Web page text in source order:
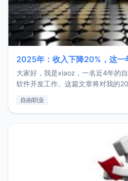
2025年：收入下降20%，这一
大家好，我是xiaoz，一名近4年的
软件开发工作。这篇文章将对我的
收入下降20%，但却过得很充实，
自由职业